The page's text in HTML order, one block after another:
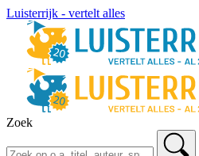
Luisterrijk - vertelt alles
Zoek